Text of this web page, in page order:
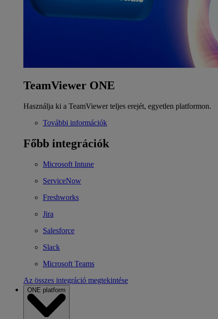
TeamViewer ONE
Használja ki a TeamViewer teljes erejét, egyetlen platformon.
További információk
Főbb integrációk
Microsoft Intune
ServiceNow
Freshworks
Jira
Salesforce
Slack
Microsoft Teams
Az összes integráció megtekintése
ONE platform